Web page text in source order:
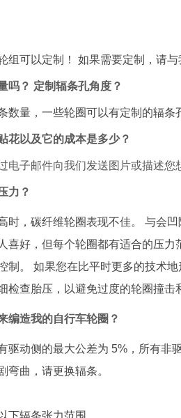
组可以定制！ 如果需要定制，请与
吗？ 定制辐条孔角度？
数量，一些轮圈可以有定制的辐条
花以及它的成本是多少？
电子邮件向我们发送图片或描述您
力？
时，碳纤维轮圈表现不佳。
与会凹
喜好，但每个轮圈都有适合的压力
制。 如果您在比平时更多的技术
检查胎压，以避免过度的轮圈撞击
编造我的自行车轮圈？
驱动侧的最大公差为 5% ，所有非
弯曲，请更换辐条。
下辐条张力范围。